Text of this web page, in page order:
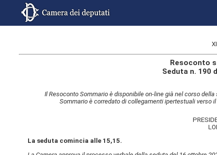
Resoconto
Seduta n. 190
Il Resoconto Sommario è disponibile on-line già nel corso
Sommario è corredato di collegamenti ipertestuali verso
La seduta comincia alle 15,15.